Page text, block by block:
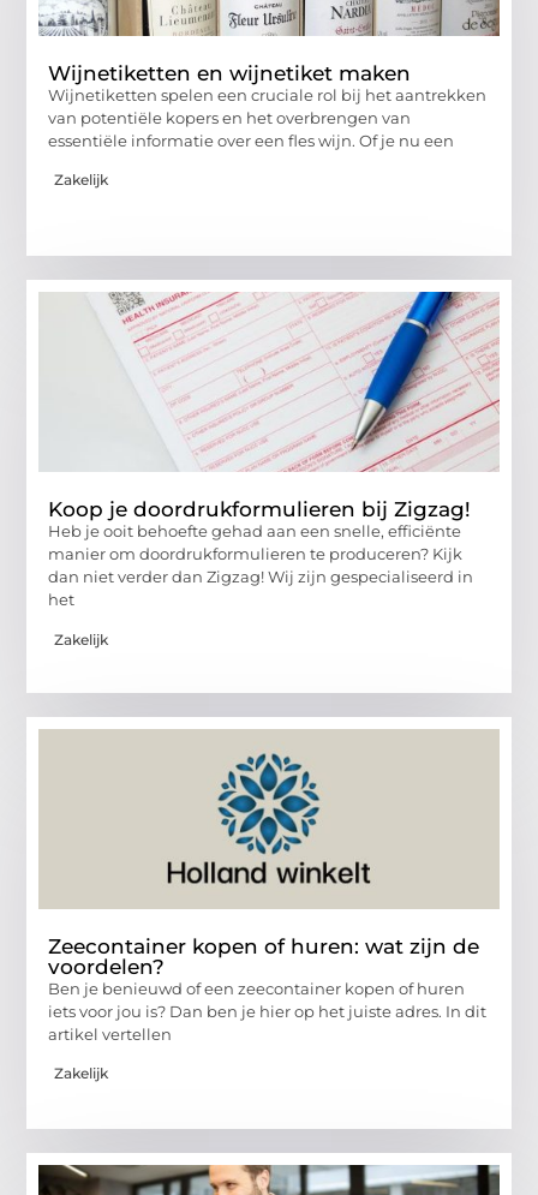
Wijnetiketten en wijnetiket maken
Wijnetiketten spelen een cruciale rol bij het aantrekken
van potentiële kopers en het overbrengen van
essentiële informatie over een fles wijn. Of je nu een
Zakelijk
Koop je doordrukformulieren bij Zigzag!
Heb je ooit behoefte gehad aan een snelle, efficiënte
manier om doordrukformulieren te produceren? Kijk
dan niet verder dan Zigzag! Wij zijn gespecialiseerd in
het
Zakelijk
Zeecontainer kopen of huren: wat zijn de
voordelen?
Ben je benieuwd of een zeecontainer kopen of huren
iets voor jou is? Dan ben je hier op het juiste adres. In dit
artikel vertellen
Zakelijk